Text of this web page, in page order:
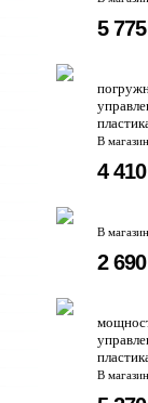
5
В
4
В
2
В